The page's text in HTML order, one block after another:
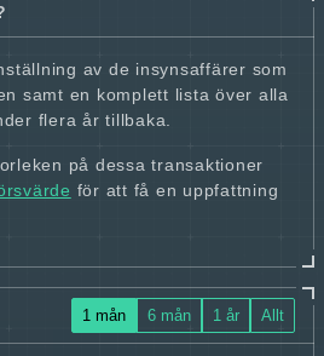
av de insynsaffärer som
samt en komplett lista över alla
flera år tillbaka.
på dessa transaktioner
för att få en uppfattning
1 mån 6 mån 1 år Allt